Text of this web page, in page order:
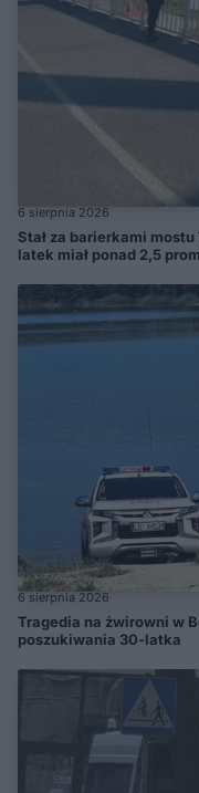
6 sierpnia 2026
Stał za barierkami
latek miał ponad 2,5
6 sierpnia 2026
Tragedia na żwirowni w
poszukiwania 30-latka